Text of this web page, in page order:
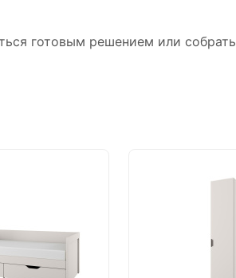
готовым решением или собрать